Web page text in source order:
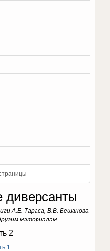
диверсанты
А.Е. Тараса, В.В. Бешанова
материалам...
2
1